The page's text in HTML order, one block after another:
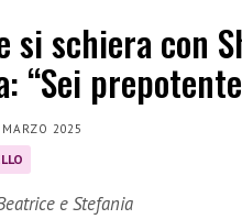
si schiera con
“Sei
2025
e Stefania